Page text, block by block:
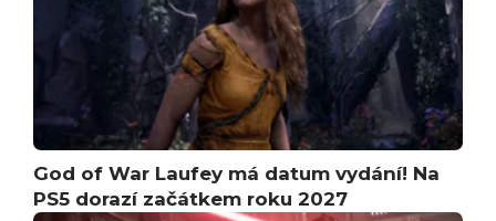
God of War Laufey má datum vydání! Na
PS5 dorazí začátkem roku 2027